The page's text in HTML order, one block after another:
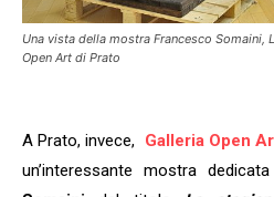
Una vista della mostra Francesco Somaini,
Open Art di Prato
A Prato, invece, Galleria Open
un’interessante mostra